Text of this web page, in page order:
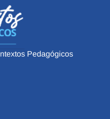
Pedagógicos